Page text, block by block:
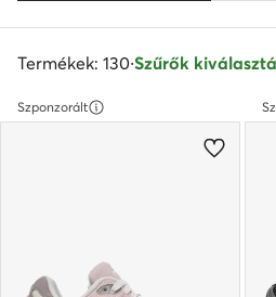
Termékek: 130·Szűrők
Szponzorált